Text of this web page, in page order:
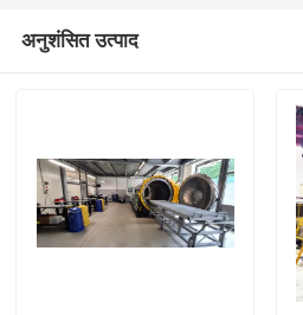
अनुशंसित उत्पाद